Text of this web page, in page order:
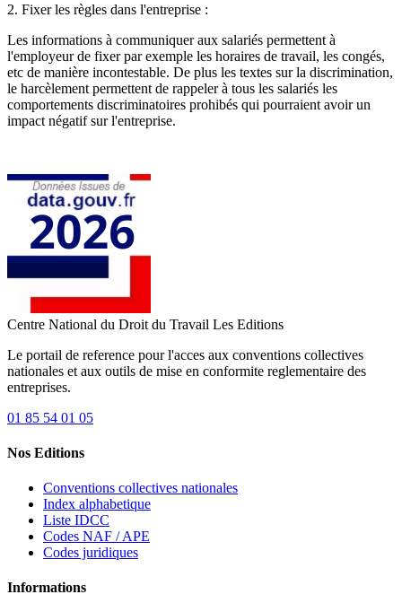
2. Fixer les règles dans l'entreprise :
Les informations à communiquer aux salariés permettent à
l'employeur de fixer par exemple les horaires de travail, les congés,
etc de manière incontestable. De plus les textes sur la discrimination,
le harcèlement permettent de rappeler à tous les salariés les
comportements discriminatoires prohibés qui pourraient avoir un
impact négatif sur l'entreprise.
Centre National du Droit du Travail Les Editions
Le portail de reference pour l'acces aux conventions collectives
nationales et aux outils de mise en conformite reglementaire des
entreprises.
01 85 54 01 05
Nos Editions
Conventions collectives nationales
Index alphabetique
Liste IDCC
Codes NAF / APE
Codes juridiques
Informations